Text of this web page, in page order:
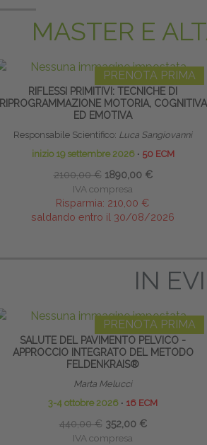
MASTER E
PRENOTA PRIMA
RIFLESSI PRIMITIVI: TECNICHE DI
RIPROGRAMMAZIONE MOTORIA, COGNITIVA
ED EMOTIVA
Responsabile Scientifico: Luca Sangiovanni
inizio 19 settembre 2026 ∙ 50 ECM
2100,00 € 1890,00 €
IVA compresa
Risparmia: 210,00 €
saldando entro il 30/08/2026
IN
PRENOTA PRIMA
SALUTE DEL PAVIMENTO PELVICO -
APPROCCIO INTEGRATO DEL METODO
FELDENKRAIS®
Marta Melucci
3-4 ottobre 2026 ∙ 16 ECM
440,00 € 352,00 €
IVA compresa